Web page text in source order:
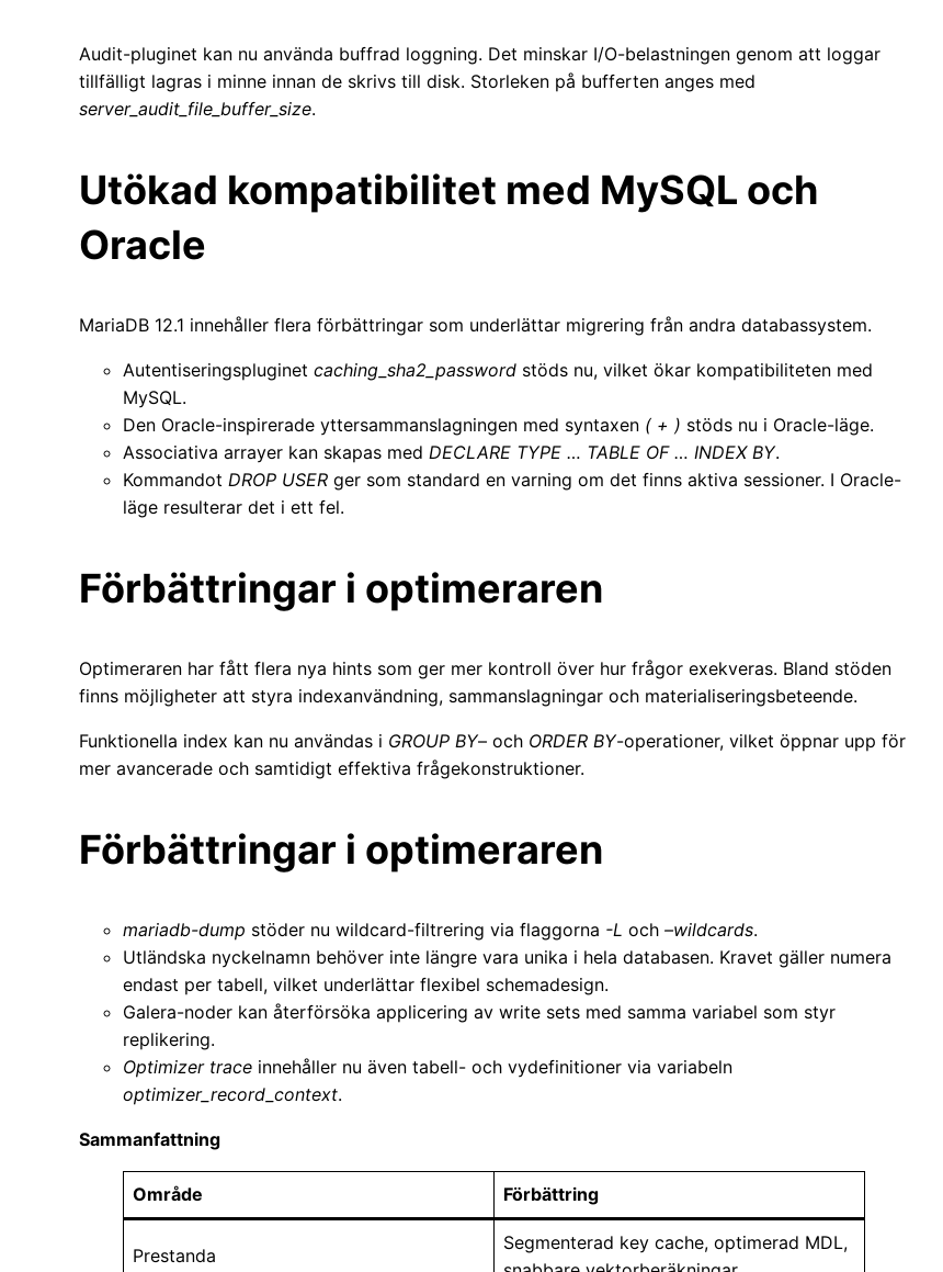
Audit-pluginet kan nu använda buffrad loggning. Det minskar I/O-belastningen genom att loggar
tillfälligt lagras i minne innan de skrivs till disk. Storleken på bufferten anges med
server_audit_file_buffer_size.
Utökad kompatibilitet med MySQL och
Oracle
MariaDB 12.1 innehåller flera förbättringar som underlättar migrering från andra databassystem.
Autentiseringspluginet caching_sha2_password stöds nu, vilket ökar kompatibiliteten med
MySQL.
Den Oracle-inspirerade yttersammanslagningen med syntaxen ( + ) stöds nu i Oracle-läge.
Associativa arrayer kan skapas med DECLARE TYPE … TABLE OF … INDEX BY.
Kommandot DROP USER ger som standard en varning om det finns aktiva sessioner. I Oracle-
läge resulterar det i ett fel.
Förbättringar i optimeraren
Optimeraren har fått flera nya hints som ger mer kontroll över hur frågor exekveras. Bland stöden
finns möjligheter att styra indexanvändning, sammanslagningar och materialiseringsbeteende.
Funktionella index kan nu användas i GROUP BY– och ORDER BY-operationer, vilket öppnar upp för
mer avancerade och samtidigt effektiva frågekonstruktioner.
Förbättringar i optimeraren
mariadb-dump stöder nu wildcard-filtrering via flaggorna -L och –wildcards.
Utländska nyckelnamn behöver inte längre vara unika i hela databasen. Kravet gäller numera
endast per tabell, vilket underlättar flexibel schemadesign.
Galera-noder kan återförsöka applicering av write sets med samma variabel som styr
replikering.
Optimizer trace innehåller nu även tabell- och vydefinitioner via variabeln
optimizer_record_context.
Sammanfattning
Område Förbättring
Prestanda
Segmenterad key cache, optimerad MDL,